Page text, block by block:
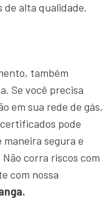
de alta qualidade.
também
Se você precisa
em sua rede de gás,
pode
segura e
corra riscos com
com nossa